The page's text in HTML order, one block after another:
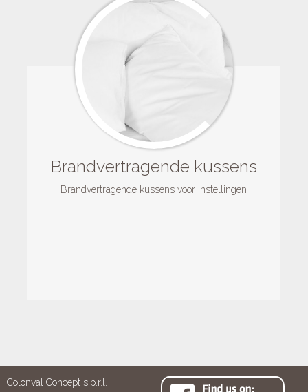
Brandvertragende kussens
Brandvertragende kussens voor instellingen
Colonval Concept s.p.r.l.